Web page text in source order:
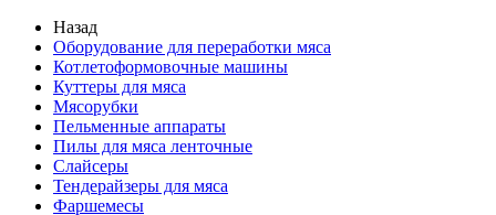
Назад
Оборудование для переработки мяса
Котлетоформовочные машины
Куттеры для мяса
Мясорубки
Пельменные аппараты
Пилы для мяса ленточные
Слайсеры
Тендерайзеры для мяса
Фаршемесы